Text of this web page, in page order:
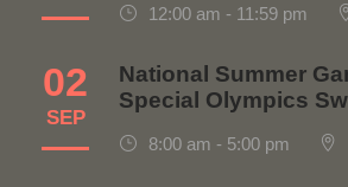
12:00 am - 11:59 pm
02
SEP
National Summer
Special Olympics
8:00 am - 5:00 pm